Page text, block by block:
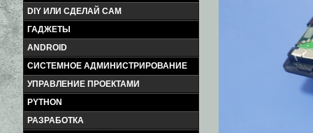
DIY ИЛИ СДЕЛАЙ САМ
ГАДЖЕТЫ
ANDROID
СИСТЕМНОЕ АДМИНИСТРИРОВАНИЕ
УПРАВЛЕНИЕ ПРОЕКТАМИ
PYTHON
РАЗРАБОТКА